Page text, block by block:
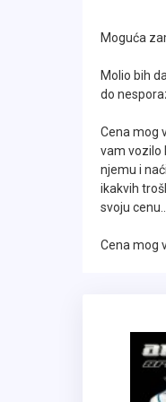
Od
felne sa
napred i
sistem
blokadu
Ide na
samo
Moguća
Molio bih
do
Cena mog
vam vozilo
njemu i
ikakvih
svoju cenu...
Cena mog